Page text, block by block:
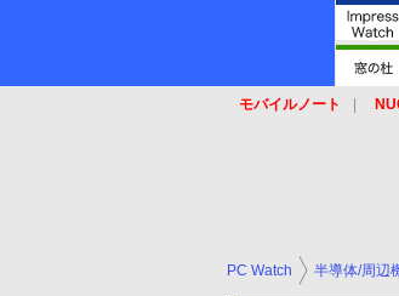
モバイルノート
PC Watch 半導体/周辺